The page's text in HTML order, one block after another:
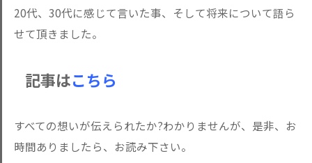
20代、30代に感じて言いた事、そして将来について語ら
せて頂きました。
記事はこちら
すべての想いが伝えられたか?わかりませんが、是非、お
時間ありましたら、お読み下さい。